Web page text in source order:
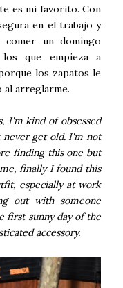
es mi favorito. Con
en el trabajo y
comer un domingo
que empieza a
los zapatos le
al arreglarme.
I'm kind of obsessed
never get old. I'm not
finding this one but
finally I found this
especially at work
out with someone
first sunny day of the
accessory.